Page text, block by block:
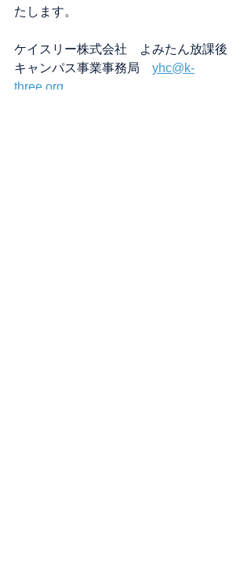
たします。
ケイスリー株式会社　よみたん放課後
キャンパス事業事務局 yhc@k-
three.org